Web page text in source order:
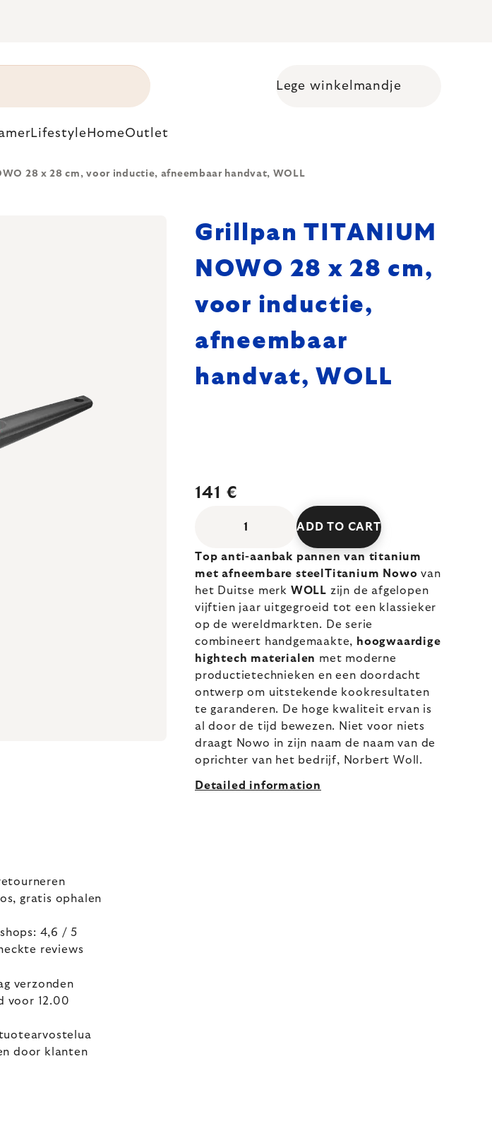
Shopping cart
Lege winkelmandje
Lifestyle HomeOutlet
28 x 28 cm, voor inductie, afneembaar handvat, WOLL
Grillpan TITANIUM
NOWO 28 x 28 cm,
voor inductie,
afneembaar
handvat, WOLL
141 €
ADD TO CART
Top anti-aanbak pannen van titanium
met afneembare steelTitanium Nowovan
het Duitse merk WOLL zijn de afgelopen
vijftien jaar uitgegroeid tot een klassieker
op de wereldmarkten. De serie
combineert handgemaakte, hoogwaardige
hightech materialen met moderne
productietechnieken en een doordacht
ontwerp om uitstekende kookresultaten
te garanderen. De hoge kwaliteit ervan is
al door de tijd bewezen. Niet voor niets
draagt Nowo in zijn naam de naam van de
oprichter van het bedrijf, Norbert Woll.
Detailed information
gratis ophalen
4,6 / 5
reviews
verzonden
voor 12.00
door klanten